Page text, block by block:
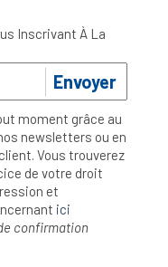
Inscrivant À La
Envoyer
moment grâce au
newsletters ou en
Vous trouverez
de votre droit
et
ici
confirmation